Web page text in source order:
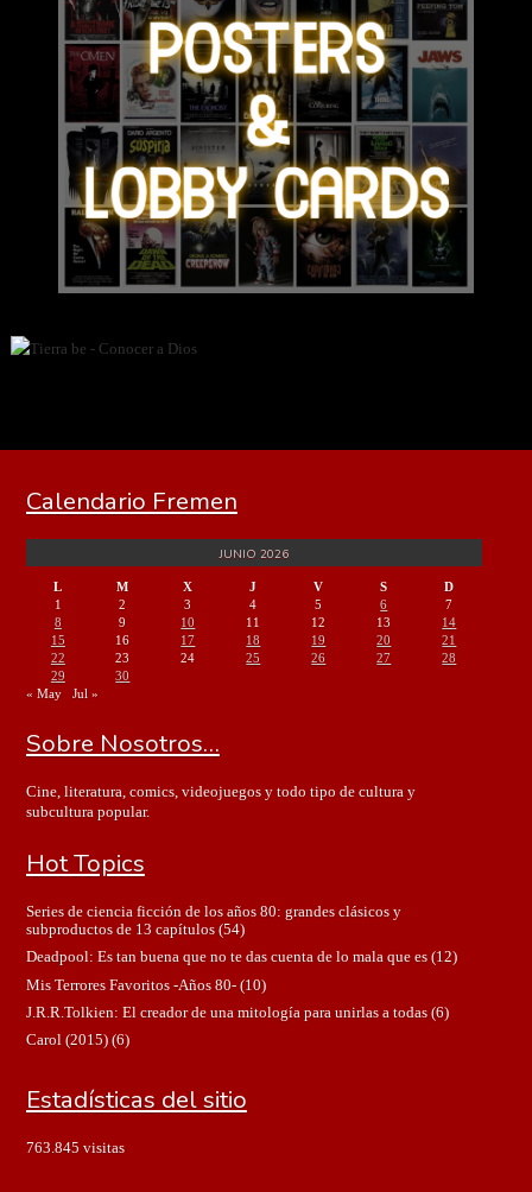
Calendario Fremen
JUNIO 2026
L M X J V S
D
1
2 3 4 5 6
7
8
9 10 11 12 13
14
15
16 17 18 19 20
21
22
23 24 25 26 27
28
29
30
« May
Jul »
Sobre Nosotros…
Cine, literatura, comics, videojuegos y todo tipo de cultura y
subcultura popular.
Hot Topics
Series de ciencia ficción de los años 80: grandes clásicos y
subproductos de 13 capítulos(54)
Deadpool: Es tan buena que no te das cuenta de lo mala que es(12)
Mis Terrores Favoritos -Años 80-(10)
J.R.R.Tolkien: El creador de una mitología para unirlas a todas(6)
Carol (2015)(6)
Estadísticas del sitio
763.845 visitas